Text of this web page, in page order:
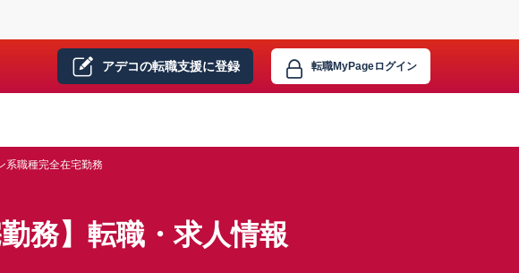
アデコの転職支援に登録 転職MyPageログイン
系職種完全在宅勤務
務】転職・求人情報